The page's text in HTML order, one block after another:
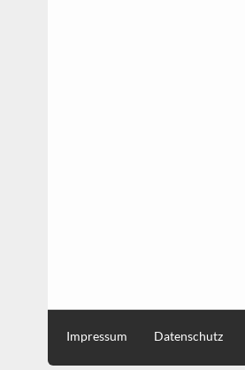
Impressum Datenschutz